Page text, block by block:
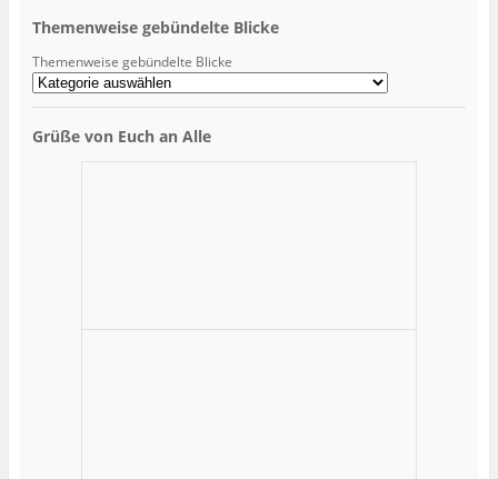
Themenweise gebündelte Blicke
Themenweise gebündelte Blicke
Grüße von Euch an Alle